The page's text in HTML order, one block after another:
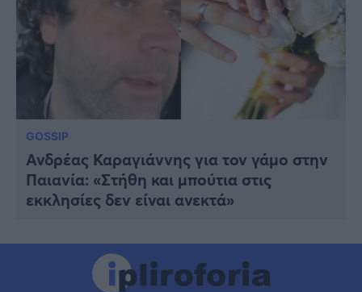
GOSSIP
Ανδρέας Καραγιάννης για τον γάμο στην
Παιανία: «Στήθη και μπούτια στις
εκκλησίες δεν είναι ανεκτά»